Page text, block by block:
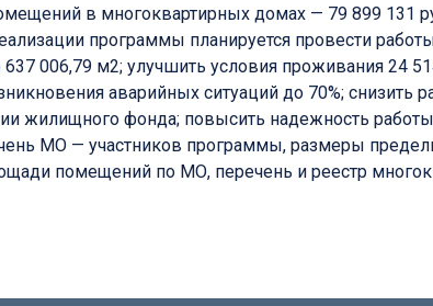
в многоквартирных домах — 79 899 131
программы планируется провести
006,79 м2; улучшить условия проживания 24
аварийных ситуаций до 70%;
жилищного фонда; повысить надежность
МО — участников программы, размеры
помещений по МО, перечень и реестр